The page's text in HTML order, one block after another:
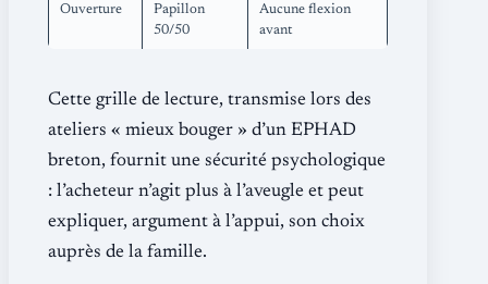
Ouverture
Papillon
50/50
Aucune flexion
avant
Cette grille de lecture, transmise lors des
ateliers « mieux bouger » d’un EPHAD
breton, fournit une sécurité psychologique
: l’acheteur n’agit plus à l’aveugle et peut
expliquer, argument à l’appui, son choix
auprès de la famille.